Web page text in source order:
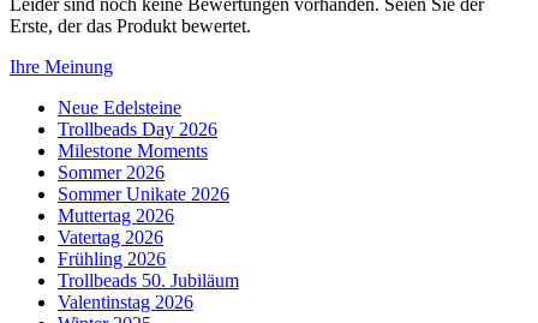
Erste, der das Produkt bewertet.
Ihre Meinung
Neue Edelsteine
Trollbeads Day 2026
Milestone Moments
Sommer 2026
Sommer Unikate 2026
Muttertag 2026
Vatertag 2026
Frühling 2026
Trollbeads 50. Jubiläum
Valentinstag 2026